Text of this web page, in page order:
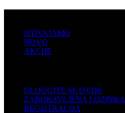
IZDVAJAMO
NOVO
AKCIJE
ULOGUJTE SE OVDE
ZABORAVLJENA LOZINKA
REGISTRACIJA